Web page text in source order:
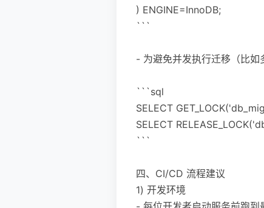
) ENGINE=InnoDB;
```
- 为避免并发执行迁移（比如
```sql
SELECT
SELECT
```
四、CI/CD 流程建议
1) 开发环境